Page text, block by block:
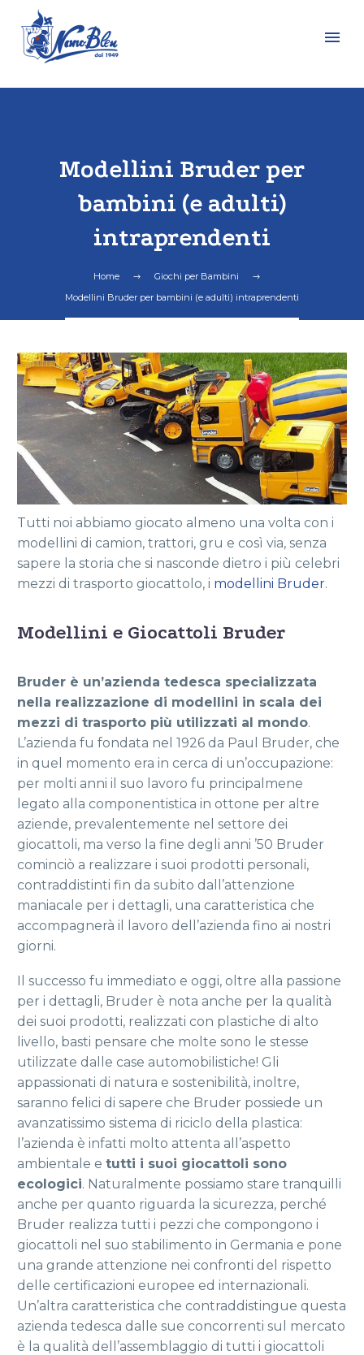
Modellini Bruder per
bambini (e adulti)
intraprendenti
Home
Giochi per Bambini
Modellini Bruder per bambini (e adulti) intraprendenti
Tutti noi abbiamo giocato almeno una volta con i
modellini di camion, trattori, gru e così via, senza
sapere la storia che si nasconde dietro i più celebri
mezzi di trasporto giocattolo, i modellini Bruder.
Modellini e Giocattoli Bruder
Bruder è un’azienda tedesca specializzata
nella realizzazione di modellini in scala dei
mezzi di trasporto più utilizzati al mondo.
L’azienda fu fondata nel 1926 da Paul Bruder, che
in quel momento era in cerca di un’occupazione:
per molti anni il suo lavoro fu principalmene
legato alla componentistica in ottone per altre
aziende, prevalentemente nel settore dei
giocattoli, ma verso la fine degli anni ’50 Bruder
cominciò a realizzare i suoi prodotti personali,
contraddistinti fin da subito dall’attenzione
maniacale per i dettagli, una caratteristica che
accompagnerà il lavoro dell’azienda fino ai nostri
giorni.
Il successo fu immediato e oggi, oltre alla passione
per i dettagli, Bruder è nota anche per la qualità
dei suoi prodotti, realizzati con plastiche di alto
livello, basti pensare che molte sono le stesse
utilizzate dalle case automobilistiche! Gli
appassionati di natura e sostenibilità, inoltre,
saranno felici di sapere che Bruder possiede un
avanzatissimo sistema di riciclo della plastica:
l’azienda è infatti molto attenta all’aspetto
ambientale e tutti i suoi giocattoli sono
ecologici. Naturalmente possiamo stare tranquilli
anche per quanto riguarda la sicurezza, perché
Bruder realizza tutti i pezzi che compongono i
giocattoli nel suo stabilimento in Germania e pone
una grande attenzione nei confronti del rispetto
delle certificazioni europee ed internazionali.
Un’altra caratteristica che contraddistingue questa
azienda tedesca dalle sue concorrenti sul mercato
è la qualità dell’assemblaggio di tutti i giocattoli